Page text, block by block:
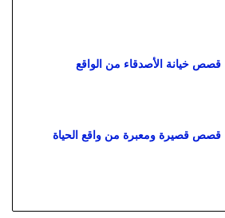
قصص خيانة الأصدقاء من الواقع
قصص قصيرة ومعبرة من واقع الحياة